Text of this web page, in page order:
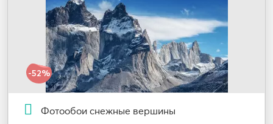
-52%
Фотообои снежные вершины